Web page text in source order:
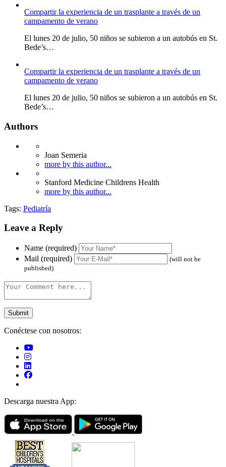
Compartir la experiencia de un trasplante a través de un
campamento de verano
El lunes 20 de julio, 50 niños se subieron a un autobús en St.
Bede’s…
Compartir la experiencia de un trasplante a través de un
campamento de verano
El lunes 20 de julio, 50 niños se subieron a un autobús en St.
Bede’s…
Authors
Joan Semeria
more by this author...
Stanford Medicine Childrens Health
more by this author...
Tags: Pediatría
Leave a Reply
Name (required)
Mail (required)
(will not be
published)
Conéctese con nosotros:
Descarga nuestra App: